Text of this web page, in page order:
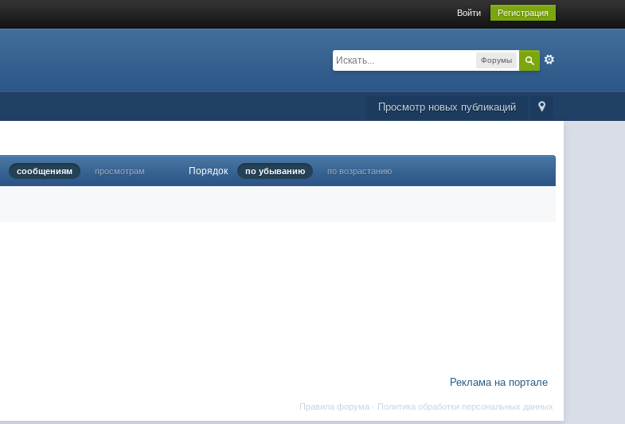
Войти Регистрация
Форумы
Просмотр новых публикаций
сообщениям просмотрам Порядок по убыванию по возрастанию
Реклама на портале
Политика обработки персональных данных
Правила форума ·